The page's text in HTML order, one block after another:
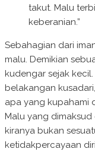
takut. Malu
keberanian.”
Sebahagian dari
malu. Demikian
kudengar sejak
belakangan
apa yang kupahami
Malu yang dimaksud
kiranya bukan
ketidakpercayaan